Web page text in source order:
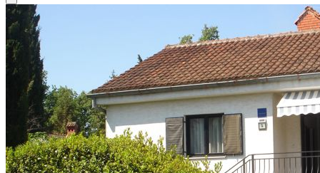
Close modal